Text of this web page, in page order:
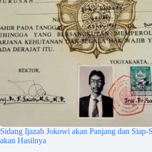
Sidang Ijazah Jokowi akan Panjang dan Siap-
akan Hasilnya